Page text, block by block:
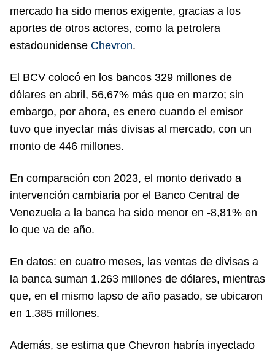
mercado ha sido menos exigente, gracias a los
aportes de otros actores, como la petrolera
estadounidense Chevron.
El BCV colocó en los bancos 329 millones de
dólares en abril, 56,67% más que en marzo; sin
embargo, por ahora, es enero cuando el emisor
tuvo que inyectar más divisas al mercado, con un
monto de 446 millones.
En comparación con 2023, el monto derivado a
intervención cambiaria por el Banco Central de
Venezuela a la banca ha sido menor en -8,81% en
lo que va de año.
En datos: en cuatro meses, las ventas de divisas a
la banca suman 1.263 millones de dólares, mientras
que, en el mismo lapso de año pasado, se ubicaron
en 1.385 millones.
Además, se estima que Chevron habría inyectado